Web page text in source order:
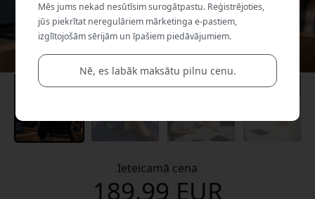
Ieteicamā cena
189.99 EUR
Mēs jums nekad nesūtīsim surogātpastu. Reģistrējoties,
jūs piekrītat neregulāriem mārketinga e-pastiem,
izglītojošām sērijām un īpašiem piedāvājumiem.
Nē, es labāk maksātu pilnu cenu.